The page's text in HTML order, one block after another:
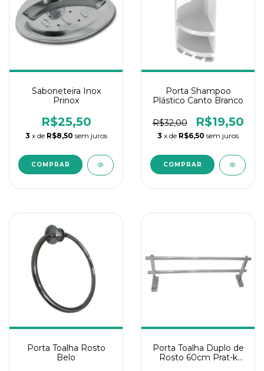
Saboneteira Inox
Prinox
R$25,50
3 x de R$8,50 sem juros
Porta Shampoo
Plástico Canto Branco
R$32,00 R$19,50
3 x de R$6,50 sem juros
Porta Toalha Rosto
Belo
Porta Toalha Duplo de
Rosto 60cm Prat-k